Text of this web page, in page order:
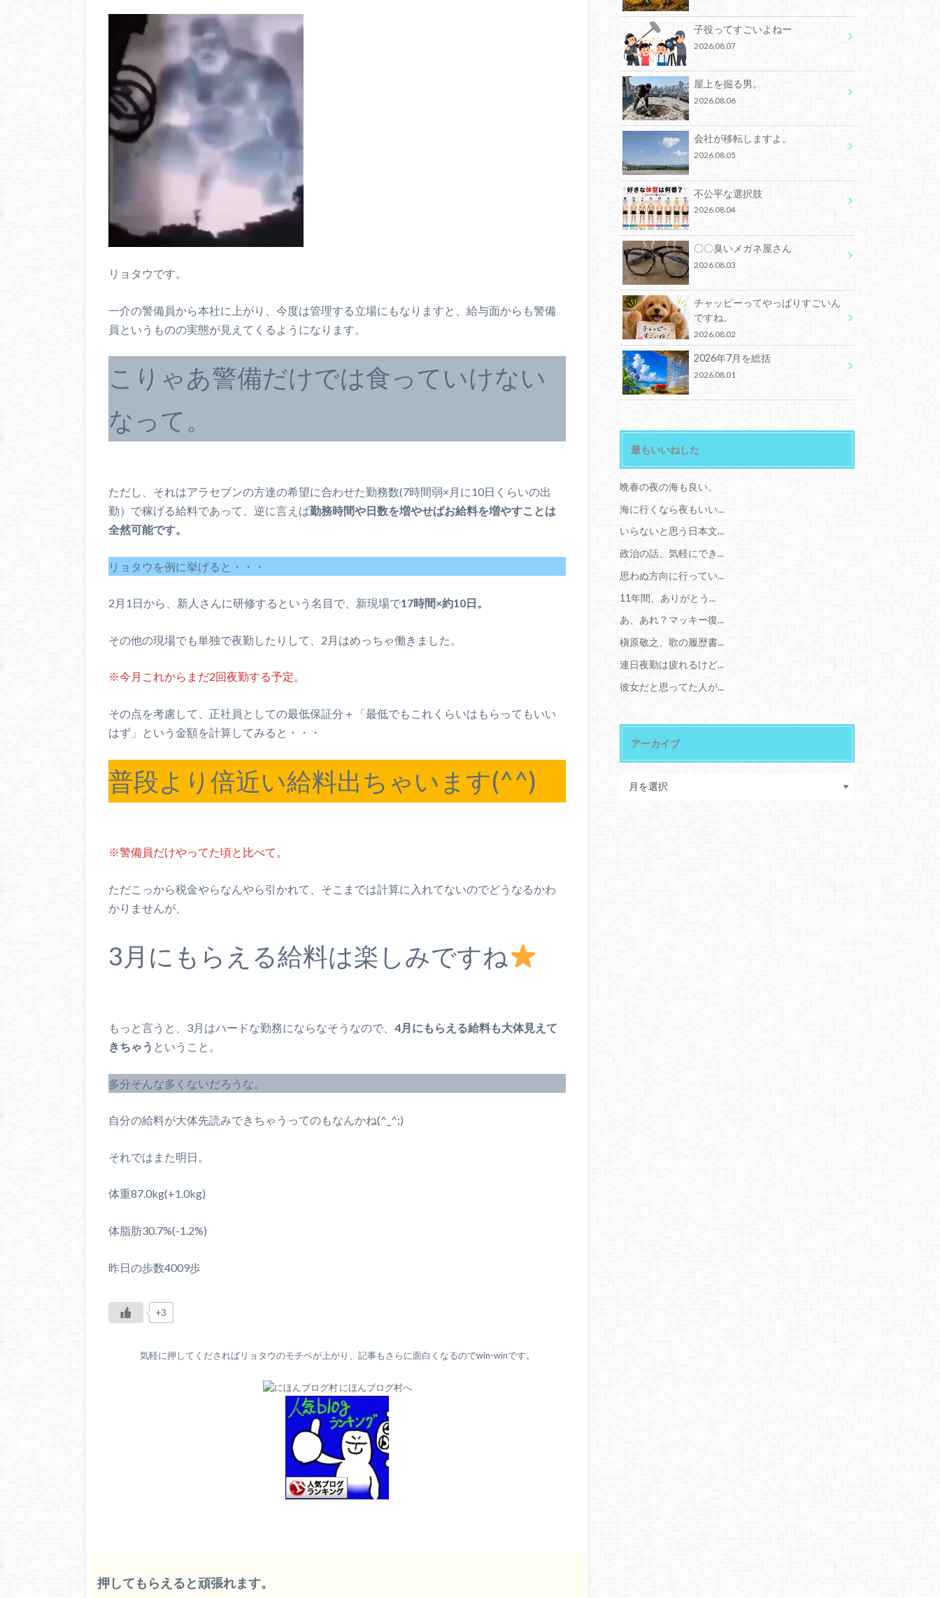
リョタウです。
一介の警備員から本社に上がり、今度は管理する立場にもなりますと、給与面からも警備
員というものの実態が見えてくるようになります。
こりゃあ警備だけでは食っていけない
なって。
ただし、それはアラセブンの方達の希望に合わせた勤務数(7時間弱×月に10日くらいの出
勤）で稼げる給料であって、逆に言えば勤務時間や日数を増やせばお給料を増やすことは
全然可能です。
リョタウを例に挙げると・・・
2月1日から、新人さんに研修するという名目で、新現場で17時間×約10日。
その他の現場でも単独で夜勤したりして、2月はめっちゃ働きました。
※今月これからまだ2回夜勤する予定。
その点を考慮して、正社員としての最低保証分＋「最低でもこれくらいはもらってもいい
はず」という金額を計算してみると・・・
普段より倍近い給料出ちゃいます(^^)
※警備員だけやってた頃と比べて。
ただこっから税金やらなんやら引かれて、そこまでは計算に入れてないのでどうなるかわ
かりませんが、
3月にもらえる給料は楽しみですね
もっと言うと、3月はハードな勤務にならなそうなので、 4月にもらえる給料も大体見えて
きちゃう ということ。
多分そんな多くないだろうな。
自分の給料が大体先読みできちゃうってのもなんかね(^_^;)
それではまた明日。
体重87.0kg(+1.0kg)
体脂肪30.7%(-1.2%)
昨日の歩数4009歩
+3
気軽に押してくださればリョタウのモチベが上がり、記事もさらに面白くなるのでwin-winです。
押してもらえると頑張れます。
子役ってすごいよねー
2026.08.07
屋上を掘る男。
2026.08.06
会社が移転しますよ。
2026.08.05
不公平な選択肢
2026.08.04
〇〇臭いメガネ屋さん
2026.08.03
チャッピーってやっぱりすごいん
ですね。
2026.08.02
2026年7月を総括
2026.08.01
最もいいねした
晩春の夜の海も良い。
海に行くなら夜もいい...
いらないと思う日本文...
政治の話、気軽にでき...
思わぬ方向に行ってい...
11年間、ありがとう...
あ、あれ？マッキー復...
槇原敬之、歌の履歴書...
連日夜勤は疲れるけど...
彼女だと思ってた人が...
アーカイブ